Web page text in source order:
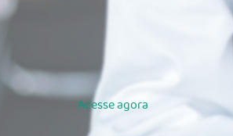
Acesseagora